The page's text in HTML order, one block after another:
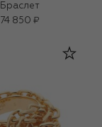
Браслет
74 850 ₽